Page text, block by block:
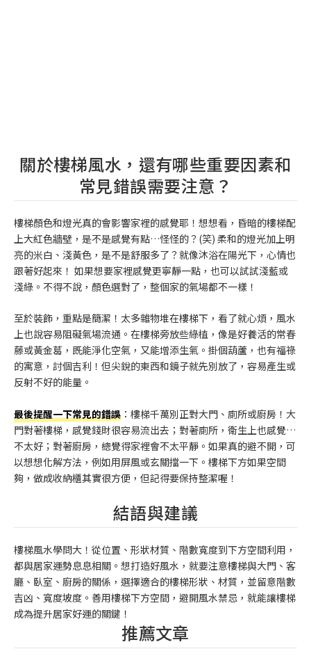
關於樓梯風水，還有哪些重要因素和
常見錯誤需要注意？
樓梯顏色和燈光真的會影響家裡的感覺耶！想想看，昏暗的樓梯配
上大紅色牆壁，是不是感覺有點…怪怪的？(笑) 柔和的燈光加上明
亮的米白、淺黃色，是不是舒服多了？就像沐浴在陽光下，心情也
跟著好起來！ 如果想要家裡感覺更寧靜一點，也可以試試淺藍或
淺綠。不得不說，顏色選對了，整個家的氣場都不一樣！
至於裝飾，重點是簡潔！太多雜物堆在樓梯下，看了就心煩，風水
上也說容易阻礙氣場流通。在樓梯旁放些綠植，像是好養活的常春
藤或黃金葛，既能淨化空氣，又能增添生氣。掛個葫蘆，也有福祿
的寓意，討個吉利！但尖銳的東西和鏡子就先別放了，容易產生或
反射不好的能量。
最後提醒一下常見的錯誤 ：樓梯千萬別正對大門、廁所或廚房！大
門對著樓梯，感覺錢財很容易流出去；對著廁所，衛生上也感覺…
不太好；對著廚房，總覺得家裡會不太平靜。如果真的避不開，可
以想想化解方法，例如用屏風或玄關擋一下。樓梯下方如果空間
夠，做成收納櫃其實很方便，但記得要保持整潔喔！
結語與建議
樓梯風水學問大！從位置、形狀材質、階數寬度到下方空間利用，
都與居家運勢息息相關。想打造好風水，就要注意樓梯與大門、客
廳、臥室、廚房的關係，選擇適合的樓梯形狀、材質，並留意階數
吉凶、寬度坡度。善用樓梯下方空間，避開風水禁忌，就能讓樓梯
成為提升居家好運的關鍵！
推薦文章